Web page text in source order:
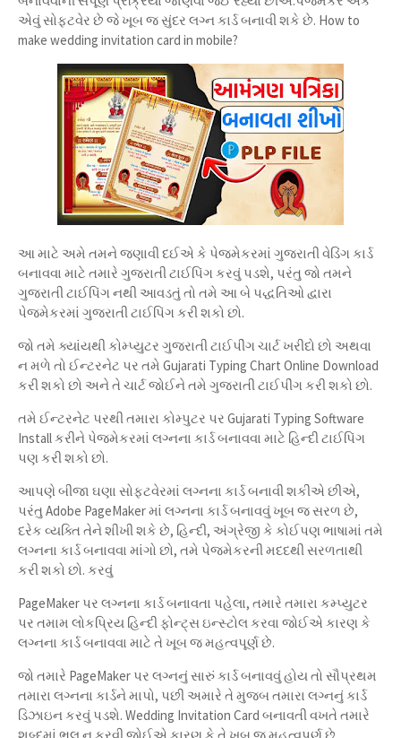
એવું સોફ્ટવેર છે જે ખૂબ જ સુંદર લગ્ન કાર્ડ બનાવી શકે છે. How to
make wedding invitation card in mobile?
આ માટે અમે તમને જણાવી દઈએ કે પેજમેકરમાં ગુજરાતી વેડિંગ કાર્ડ
બનાવવા માટે તમારે ગુજરાતી ટાઈપિંગ કરવું પડશે, પરંતુ જો તમને
ગુજરાતી ટાઈપિંગ નથી આવડતું તો તમે આ બે પદ્ધતિઓ દ્વારા
પેજમેકરમાં ગુજરાતી ટાઈપિંગ કરી શકો છો.
જો તમે ક્યાંયથી કોમ્પ્યુટર ગુજરાતી ટાઈપીંગ ચાર્ટ ખરીદો છો અથવા
ન મળે તો ઈન્ટરનેટ પર તમે Gujarati Typing Chart Online Download
કરી શકો છો અને તે ચાર્ટ જોઈને તમે ગુજરાતી ટાઈપીંગ કરી શકો છો.
તમે ઈન્ટરનેટ પરથી તમારા કોમ્પુટર પર Gujarati Typing Software
Install કરીને પેજમેકરમાં લગ્નના કાર્ડ બનાવવા માટે હિન્દી ટાઈપિંગ
પણ કરી શકો છો.
આપણે બીજા ઘણા સોફ્ટવેરમાં લગ્નના કાર્ડ બનાવી શકીએ છીએ,
પરંતુ Adobe PageMaker માં લગ્નના કાર્ડ બનાવવું ખૂબ જ સરળ છે,
દરેક વ્યક્તિ તેને શીખી શકે છે, હિન્દી, અંગ્રેજી કે કોઈપણ ભાષામાં તમે
લગ્નના કાર્ડ બનાવવા માંગો છો, તમે પેજમેકરની મદદથી સરળતાથી
કરી શકો છો. કરવું
PageMaker પર લગ્નના કાર્ડ બનાવતા પહેલા, તમારે તમારા કમ્પ્યુટર
પર તમામ લોકપ્રિય હિન્દી ફોન્ટ્સ ઇન્સ્ટોલ કરવા જોઈએ કારણ કે
લગ્નના કાર્ડ બનાવવા માટે તે ખૂબ જ મહત્વપૂર્ણ છે.
જો તમારે PageMaker પર લગ્નનું સારું કાર્ડ બનાવવું હોય તો સૌપ્રથમ
તમારા લગ્નના કાર્ડને માપો, પછી અમારે તે મુજબ તમારા લગ્નનું કાર્ડ
ડિઝાઇન કરવું પડશે. Wedding Invitation Card બનાવતી વખતે તમારે